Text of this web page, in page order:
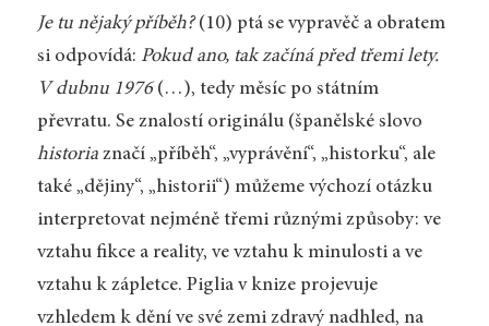
Je tu nějaký příběh?(10) ptá se vypravěč a obratem
si odpovídá: Pokud ano, tak začíná před třemi lety.
V dubnu 1976 (…), tedy měsíc po státním
převratu. Se znalostí originálu (španělské slovo
historiaznačí „příběh“, „vyprávění“, „historku“, ale
také „dějiny“, „historii“) můžeme výchozí otázku
interpretovat nejméně třemi různými způsoby: ve
vztahu fikce a reality, ve vztahu k minulosti a ve
vztahu k zápletce. Piglia v knize projevuje
vzhledem k dění ve své zemi zdravý nadhled, na